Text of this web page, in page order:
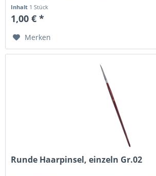
Inhalt 1 Stück
1,00 € *
Merken
Runde Haarpinsel, einzeln Gr.02